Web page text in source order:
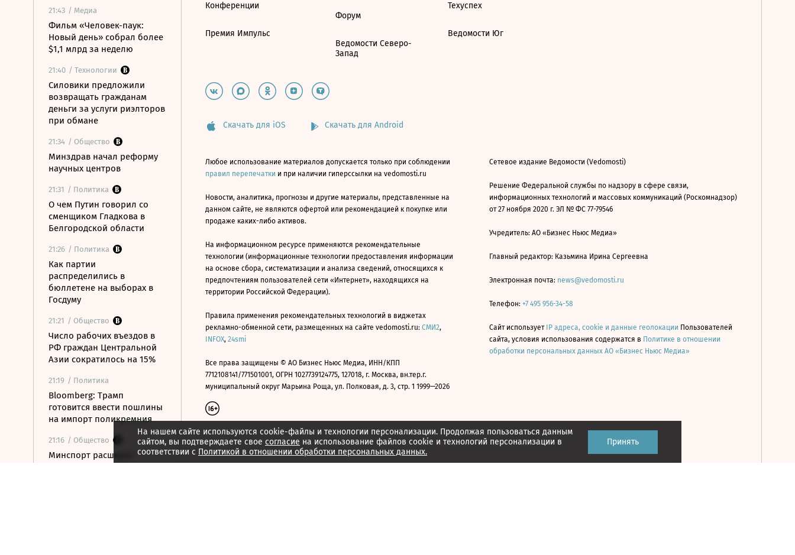
21:43 / Медиа
Фильм «Человек-паук:
Новый день» собрал более
$1,1 млрд за неделю
21:40 / Технологии
Силовики предложили
возвращать гражданам
деньги за услуги риэлторов
при обмане
21:34 / Общество
Минздрав начал реформу
научных центров
21:31 / Политика
О чем Путин говорил со
сменщиком Гладкова в
Белгородской области
21:26 / Политика
Как партии
распределились в
бюллетене на выборах в
Госдуму
21:21 / Общество
Число рабочих въездов в
РФ граждан Центральной
Азии сократилось на 15%
21:19 / Политика
Bloomberg: Трамп
готовится ввести пошлины
на импорт поликремния
21:16 / Общество
Минспорт расширит
На нашем сайте используются cookie-файлы и технологии персонализации. Продолжая пользоваться данным
сайтом, вы подтверждаете свое согласие на использование файлов cookie и технологий персонализации в
соответствии с Политикой в отношении обработки персональных данных.
Принять
Конференции
Премия Импульс
Форум
Ведомости Северо-
Запад
Техуспех
Ведомости Юг
Скачать для iOS Скачать для Android
Любое использование материалов допускается только при соблюдении
правил перепечатки и при наличии гиперссылки на vedomosti.ru
Новости, аналитика, прогнозы и другие материалы, представленные на
данном сайте, не являются офертой или рекомендацией к покупке или
продаже каких-либо активов.
На информационном ресурсе применяются рекомендательные
технологии (информационные технологии предоставления информации
на основе сбора, систематизации и анализа сведений, относящихся к
предпочтениям пользователей сети «Интернет», находящихся на
территории Российской Федерации).
Правила применения рекомендательных технологий в виджетах
рекламно-обменной сети, размещенных на сайте vedomosti.ru: СМИ2,
INFOX, 24smi
Все права защищены © АО Бизнес Ньюс Медиа, ИНН/КПП
7712108141/771501001, ОГРН 1027739124775, 127018, г. Москва, вн.тер.г.
муниципальный округ Марьина Роща, ул. Полковая, д. 3, стр. 1 1999—2026
Сетевое издание Ведомости (Vedomosti)
Решение Федеральной службы по надзору в сфере связи,
информационных технологий и массовых коммуникаций (Роскомнадзор)
от 27 ноября 2020 г. ЭЛ № ФС 77-79546
Учредитель: АО «Бизнес Ньюс Медиа»
Главный редактор: Казьмина Ирина Сергеевна
Электронная почта: news@vedomosti.ru
Телефон: +7 495 956-34-58
Сайт использует IP адреса, cookie и данные геолокации Пользователей
сайта, условия использования содержатся в Политике в отношении
обработки персональных данных АО «Бизнес Ньюс Медиа»